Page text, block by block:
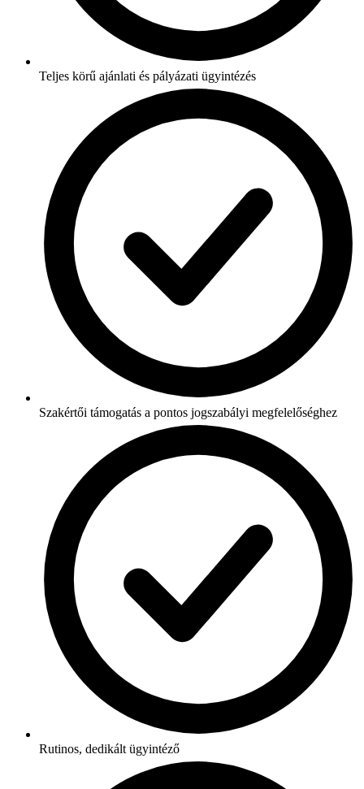
Teljes körű ajánlati és pályázati ügyintézés
Szakértői támogatás a pontos jogszabályi megfelelőséghez
Rutinos, dedikált ügyintéző